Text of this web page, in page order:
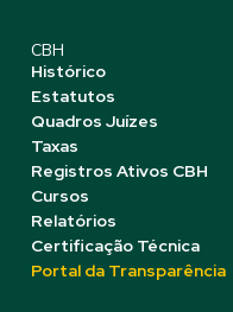
CBH
Histórico
Estatutos
Quadros Juízes
Taxas
Registros Ativos CBH
Cursos
Relatórios
Certificação Técnica
Portal da Transparência